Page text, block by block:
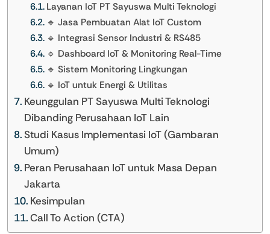
Layanan IoT PT Sayuswa Multi Teknologi
🔹 Jasa Pembuatan Alat IoT Custom
🔹 Integrasi Sensor Industri & RS485
🔹 Dashboard IoT & Monitoring Real-Time
🔹 Sistem Monitoring Lingkungan
🔹 IoT untuk Energi & Utilitas
Keunggulan PT Sayuswa Multi Teknologi
Dibanding Perusahaan IoT Lain
Studi Kasus Implementasi IoT (Gambaran
Umum)
Peran Perusahaan IoT untuk Masa Depan
Jakarta
Kesimpulan
Call To Action (CTA)